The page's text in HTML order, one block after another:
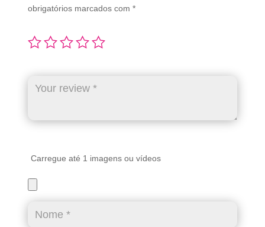
obrigatórios marcados com *
Carregue até 1 imagens ou vídeos